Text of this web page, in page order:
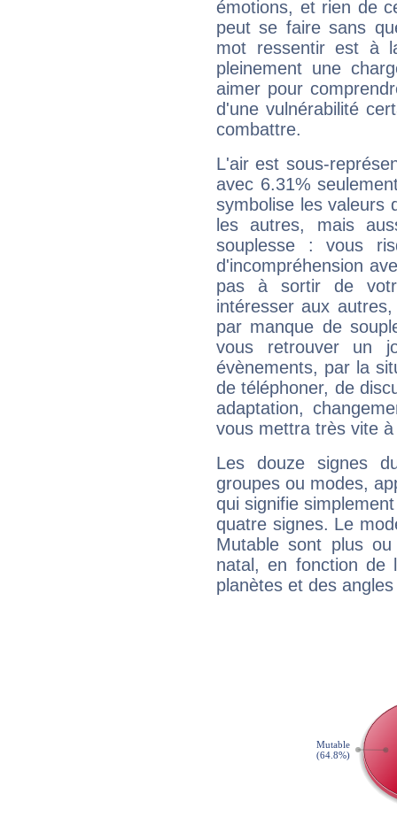
émotions, et rien de
peut se faire sans
mot ressentir est à
pleinement une
aimer pour
d'une vulnérabilité
combattre.
L'air est sous-
avec 6.31%
symbolise les valeurs
les autres, mais
souplesse : vous
d'incompréhension
pas à sortir de
intéresser aux
par manque de
vous retrouver un
évènements, par la
de téléphoner, de
adaptation,
vous mettra très vite
Les douze signes
groupes ou modes,
qui signifie
quatre signes. Le
Mutable sont plus
natal, en fonction de
planètes et des